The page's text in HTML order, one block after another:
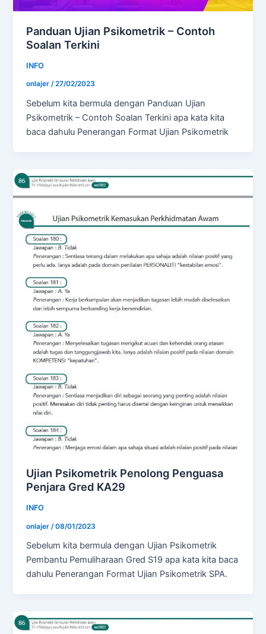
Panduan Ujian Psikometrik – Contoh
Soalan Terkini
INFO
onlajer/27/02/2023
Sebelum kita bermula dengan Panduan Ujian
Psikometrik – Contoh Soalan Terkini apa kata kita
baca dahulu Penerangan Format Ujian Psikometrik
Ujian Psikometrik Penolong Penguasa
Penjara Gred KA29
INFO
onlajer /08/01/2023
Sebelum kita bermula dengan Ujian Psikometrik
Pembantu Pemuliharaan Gred S19 apa kata kita baca
dahulu Penerangan Format Ujian Psikometrik SPA.